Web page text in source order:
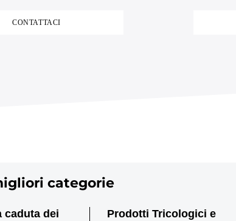
CONTATTACI
categorie
caduta dei
Prodotti Tricologici e